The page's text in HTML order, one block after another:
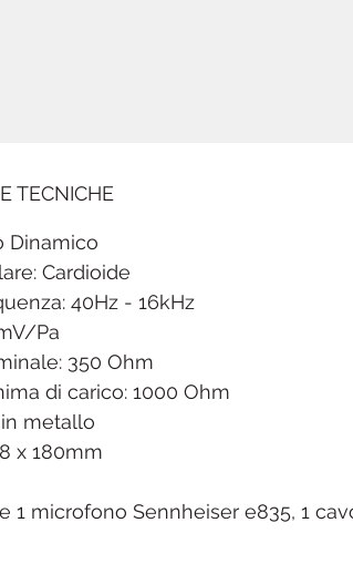
TECNICHE
Dinamico
Cardioide
40Hz - 16kHz
Pa
350 Ohm
di carico: 1000 Ohm
metallo
x 180mm
1 microfono Sennheiser e835, 1